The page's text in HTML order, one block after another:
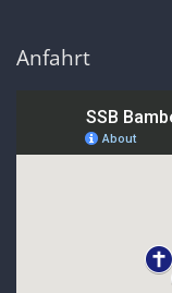
Anfahrt